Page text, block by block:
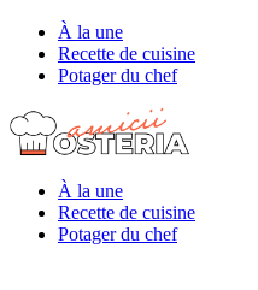
À la une
Recette de cuisine
Potager du chef
À la une
Recette de cuisine
Potager du chef